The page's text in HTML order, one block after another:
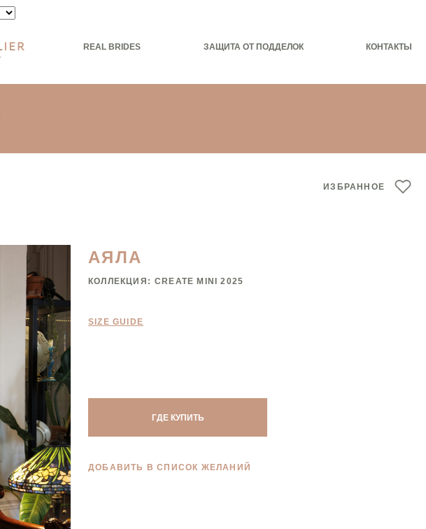
REAL BRIDES ЗАЩИТА ОТ ПОДДЕЛОК КОНТАКТЫ
ИЗБРАННОЕ
АЯЛА
КОЛЛЕКЦИЯ: CREATE MINI 2025
SIZE GUIDE
ГДЕ КУПИТЬ
ДОБАВИТЬ В СПИСОК ЖЕЛАНИЙ